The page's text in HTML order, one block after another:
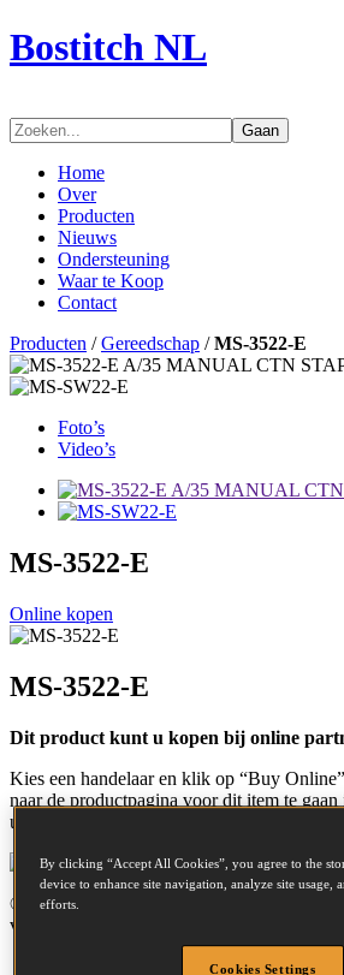
Bostitch NL
Gaan
Home
Over
Producten
Nieuws
Ondersteuning
Waar te Koop
Contact
Producten /Gereedschap /MS-3522-E
Foto’s
Video’s
MS-3522-E
Online kopen
MS-3522-E
Dit product kunt u kopen bij online
Kies een handelaar en klik op “Buy
naar de productpagina voor dit item te
uw aankoop te doen.
Online kopen
© Bostitch 2026. Bostitch is niet
van externe internetpagina’s.
By clicking “Accept All Cookies”, you agree to the
device to enhance site navigation, analyze site usage,
efforts.
Cookies Settings